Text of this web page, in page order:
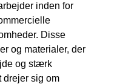
inden for
Disse
og materialer, der
og stærk
drejer sig om